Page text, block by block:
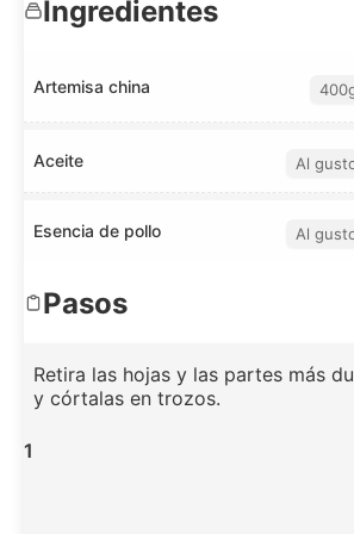
Ingredientes
Artemisa china
Aceite Al
Esencia de pollo Al
Pasos
1
Retira las hojas y las partes más
y córtalas en trozos.